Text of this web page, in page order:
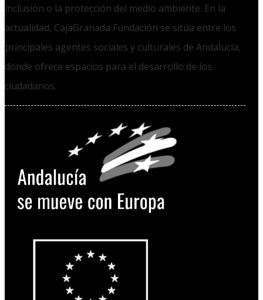
inclusión o la protección del medio ambiente. En la
actualidad, CajaGranada Fundación se sitúa entre los
principales agentes sociales y culturales de Andalucía,
donde ofrece espacios para el desarrollo de los
ciudadanos.